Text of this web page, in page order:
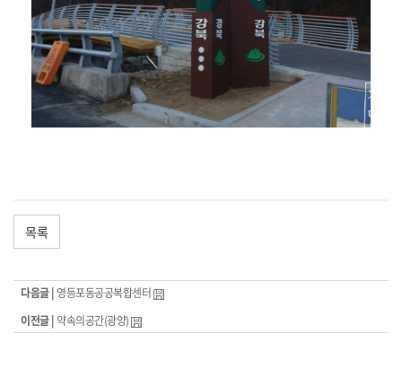
목록
다음글 | 영등포동공공복합센터
이전글 | 약속의공간(광양)